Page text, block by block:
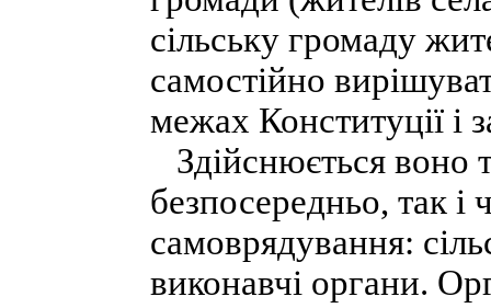
сільську громаду
самостійно
межах Конституції і
Здійснюється воно
безпосередньо, так і
самоврядування:
виконавчі органи.